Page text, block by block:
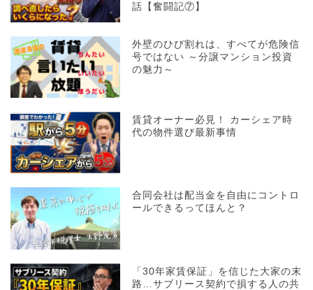
話【奮闘記⑦】
外壁のひび割れは、すべてが危険信
号ではない ～分譲マンション投資
の魅力～
賃貸オーナー必見！ カーシェア時
代の物件選び最新事情
合同会社は配当金を自由にコントロ
ールできるってほんと？
「30年家賃保証」を信じた大家の末
路…サブリース契約で損する人の共